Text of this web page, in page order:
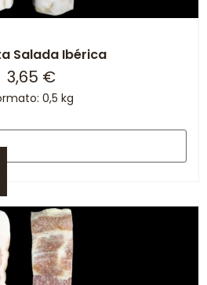
Salada Ibérica
3,65 €
0,5 kg